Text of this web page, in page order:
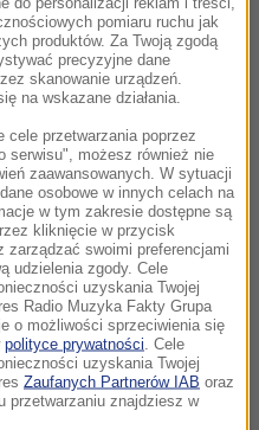
pomiaru ruchu jak
produktów. Za Twoją zgodą
precyzyjne dane
skanowanie urządzeń.
na wskazane działania.
cele przetwarzania poprzez
serwisu", możesz również nie
zaawansowanych. W sytuacji
osobowe w innych celach na
w tym zakresie dostępne są
kliknięcie w przycisk
zarządzać swoimi preferencjami
udzielenia zgody. Cele
uzyskania Twojej
Radio Muzyka Fakty Grupa
o możliwości sprzeciwienia się
polityce prywatności . Cele
uzyskania Twojej
Zaufanych Partnerów IAB oraz
przetwarzaniu znajdziesz w